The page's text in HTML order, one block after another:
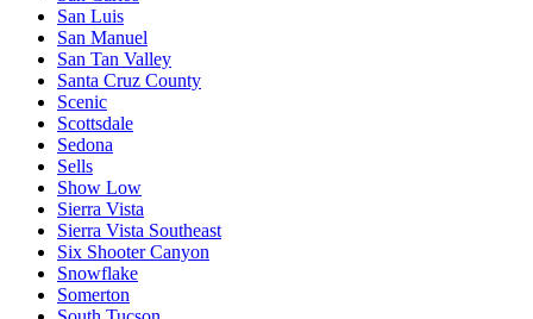
San Luis
San Manuel
San Tan Valley
Santa Cruz County
Scenic
Scottsdale
Sedona
Sells
Show Low
Sierra Vista
Sierra Vista Southeast
Six Shooter Canyon
Snowflake
Somerton